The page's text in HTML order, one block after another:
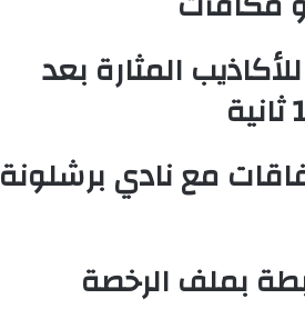
المثارة بعد
مع نادي برشلونة
بملف الرخصة